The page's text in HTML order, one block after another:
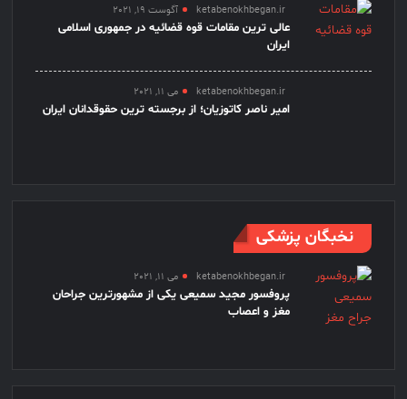
ketabenokhbegan.ir آگوست 19, 2021
عالی ترین مقامات قوه قضائیه در جمهوری اسلامی
ایران
ketabenokhbegan.ir می 11, 2021
امیر ناصر کاتوزیان؛ از برجسته ترین حقوقدانان ایران
نخبگان پزشکی
ketabenokhbegan.ir می 11, 2021
پروفسور مجید سمیعی یکی از مشهورترین جراحان
مغز و اعصاب